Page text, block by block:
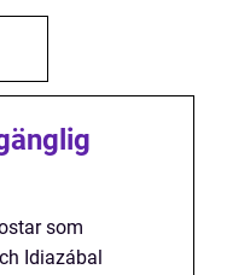
som
Idiazábal